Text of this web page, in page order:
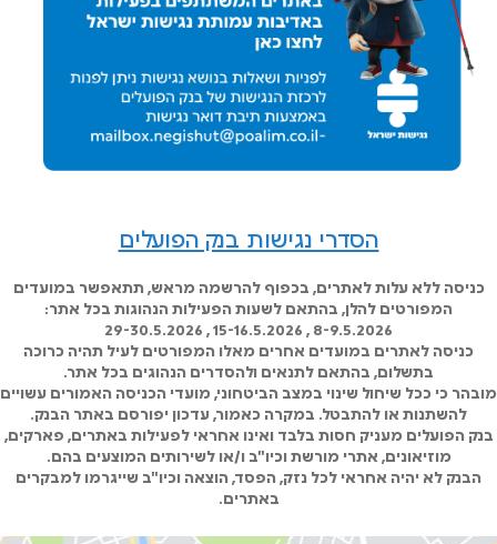
הסדרי נגישות בנק הפועלים
כניסה ללא עלות לאתרים, בכפוף להרשמה מראש, תתאפשר במועדים
המפורטים להלן, בהתאם לשעות הפעילות הנהוגות בכל אתר:
8-9.5.2026 , 15-16.5.2026 , 29-30.5.2026
כניסה לאתרים במועדים אחרים מאלו המפורטים לעיל תהיה כרוכה
בתשלום, בהתאם לתנאים ולהסדרים הנהוגים בכל אתר.
מובהר כי ככל שיחול שינוי במצב הביטחוני, מועדי הכניסה האמורים עשויים
להשתנות או להתבטל. במקרה כאמור, עדכון יפורסם באתר הבנק.
בנק הפועלים מעניק חסות בלבד ואינו אחראי לפעילות באתרים, פארקים,
מוזיאונים, אתרי מורשת וכיו"ב ו/או לשירותים המוצעים בהם.
הבנק לא יהיה אחראי לכל נזק, הפסד, הוצאה וכיו"ב שייגרמו למבקרים
באתרים.